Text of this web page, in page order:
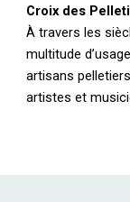
Croix des
À travers les
multitude
artisans
artistes et